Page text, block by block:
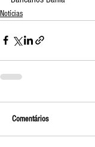
Notícias
Comentários